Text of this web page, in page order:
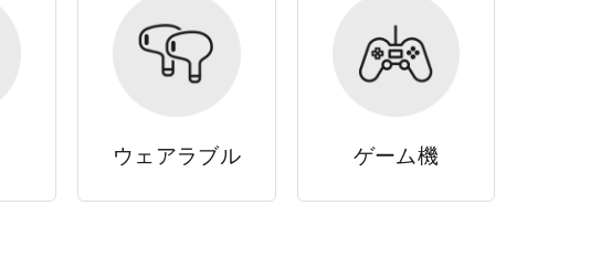
ウェアラブル ゲーム機